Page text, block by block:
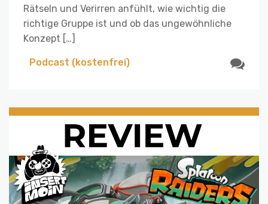
Rätseln und Verirren anfühlt, wie wichtig die
richtige Gruppe ist und ob das ungewöhnliche
Konzept […]
Podcast (kostenfrei)